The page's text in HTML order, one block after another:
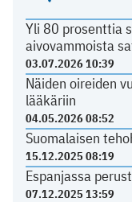
Yli 80 prosenttia
aivovammoista
03.07.2026 10:39
Näiden oireiden
lääkäriin
04.05.2026 08:52
Suomalaisen
15.12.2025 08:19
Espanjassa
07.12.2025 13:59